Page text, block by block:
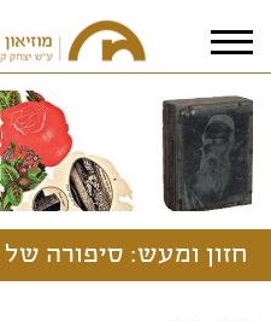
אני מאשר/ת את תנאי הפרטיות
חזון ומעש: סיפורה